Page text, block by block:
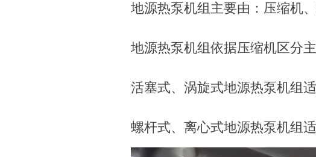
地源热泵机组主要由：压缩机
地源热泵机组依据压缩机区分
活塞式、涡旋式地源热泵机组
螺杆式、离心式地源热泵机组